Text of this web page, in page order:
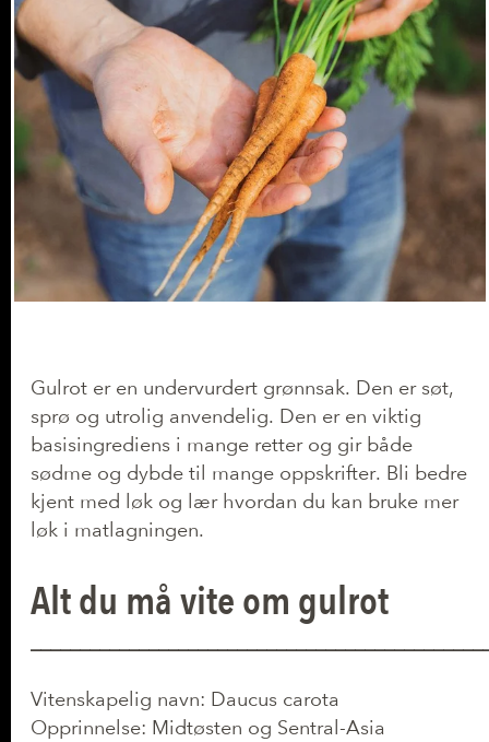
Gulrot er en undervurdert grønnsak. Den er søt,
sprø og utrolig anvendelig. Den er en viktig
basisingrediens i mange retter og gir både
sødme og dybde til mange oppskrifter. Bli bedre
kjent med løk og lær hvordan du kan bruke mer
løk i matlagningen.
Alt du må vite om gulrot
Vitenskapelig navn: Daucus carota
Opprinnelse: Midtøsten og Sentral-Asia